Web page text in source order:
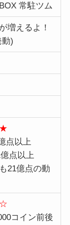
常駐ツム
増えるよ！
動)
点以上
点以上
21億点の動
コイン前後